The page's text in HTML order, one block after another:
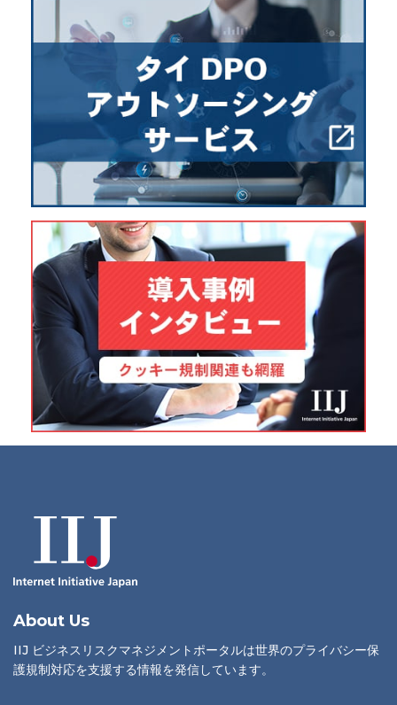
About Us
IIJ ビジネスリスクマネジメントポータルは世界のプライバシー保
護規制対応を支援する情報を発信しています。